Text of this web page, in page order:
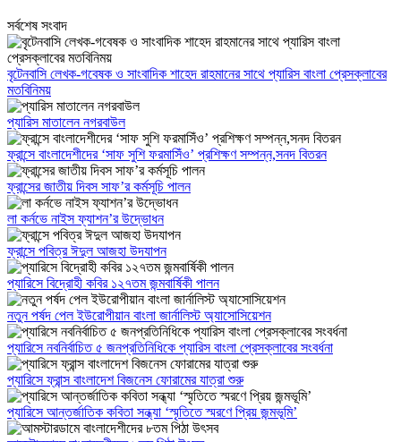
সর্বশেষ সংবাদ
বৃটেনবাসি লেখক-গবেষক ও সাংবাদিক শাহেদ রাহমানের সাথে প্যারিস বাংলা প্রেসক্লাবের
মতবিনিময়
প্যারিস মাতালেন নগরবাউল
ফ্রান্সে বাংলাদেশীদের ‘সাফ সুশি ফরমাসিঁও’ প্রশিক্ষণ সম্পন্ন,সনদ বিতরন
ফ্রান্সের জাতীয় দিবস সাফ’র কর্মসূচি পালন
লা কর্নভে নাইস ফ্যাশন’র উদ্ভোধন
ফ্রান্সে পবিত্র ঈদুল আজহা উদযাপন
প্যারিসে বিদ্রোহী কবির ১২৭তম জন্মবার্ষিকী পালন
নতুন পর্ষদ পেল ইউরোপীয়ান বাংলা জার্নালিস্ট অ্যাসোসিয়েশন
প্যারিসে নবনির্বাচিত ৫ জনপ্রতিনিধিকে প্যারিস বাংলা প্রেসক্লাবের সংবর্ধনা
প্যারিসে ফ্রান্স বাংলাদেশ বিজনেস ফোরামের যাত্রা শুরু
প্যারিসে আন্তর্জাতিক কবিতা সন্ধ্যা ‘স্মৃতিতে স্মরণে প্রিয় জন্মভূমি’